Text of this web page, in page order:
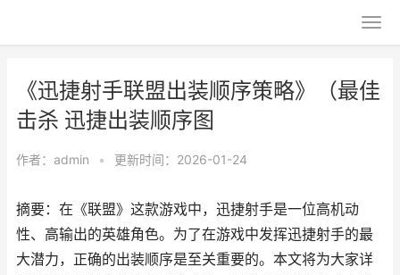
《迅捷射手联盟出装顺序策略》（最佳
击杀 迅捷出装顺序图
作者： admin • 更新时间：2026-01-24
摘要：在《联盟》这款游戏中，迅捷射手是一位高机动
性、高输出的英雄角色。为了在游戏中发挥迅捷射手的最
大潜力，正确的出装顺序是至关重要的。本文将为大家详